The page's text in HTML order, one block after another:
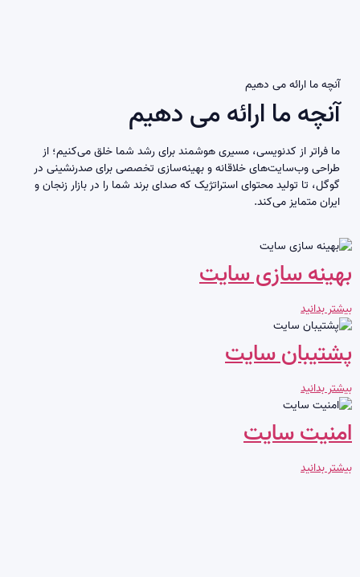
آنچه ما ارائه می دهیم
آنچه ما ارائه می دهیم
ما فراتر از کدنویسی، مسیری هوشمند برای رشد شما خلق می‌کنیم؛ از
طراحی وب‌سایت‌های خلاقانه و بهینه‌سازی تخصصی برای صدرنشینی در
گوگل، تا تولید محتوای استراتژیک که صدای برند شما را در بازار زنجان و
ایران متمایز می‌کند.
بهینه سازی سایت
بیشتر بدانید
پشتیبان سایت
بیشتر بدانید
امنیت سایت
بیشتر بدانید